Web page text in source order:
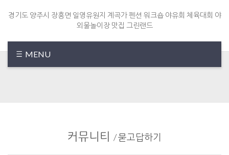
경기도 양주시 장흥면 일영유원지 계곡가 펜션 워크숍 야유회 체육대회 야
외물놀이장 맛집 그린랜드
MENU
커뮤니티 /묻고답하기